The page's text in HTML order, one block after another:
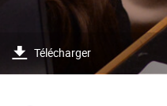
Télécharger